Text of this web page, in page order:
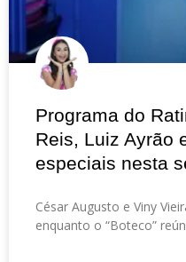
Programa do
Reis, Luiz Ayrão
especiais nesta
César Augusto e Viny
enquanto o “Boteco”